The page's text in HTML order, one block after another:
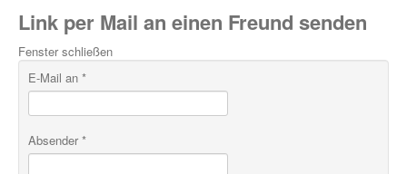
Link per Mail an einen Freund senden
Fenster schließen
E-Mail an *
Absender *